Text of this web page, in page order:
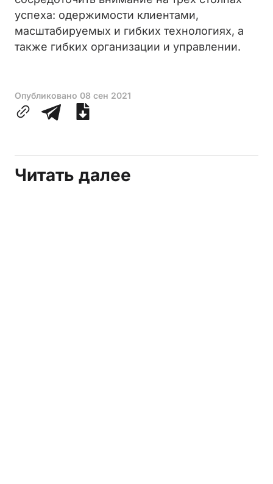
успеха: одержимости клиентами,
масштабируемых и гибких технологиях, а
также гибких организации и управлении.
Опубликовано 08 сен 2021
Читать далее